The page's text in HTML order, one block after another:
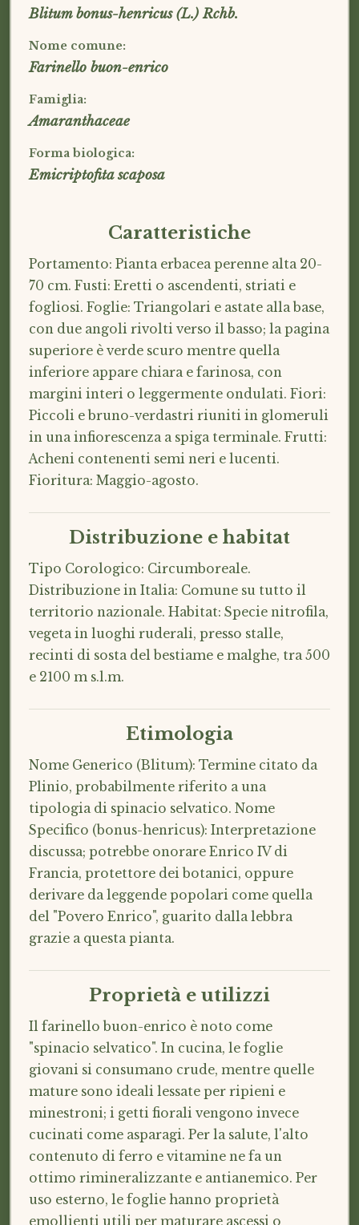
Blitum bonus-henricus (L.) Rchb.
Nome comune:
Farinello buon-enrico
Famiglia:
Amaranthaceae
Forma biologica:
Emicriptofita scaposa
Caratteristiche
Portamento: Pianta erbacea perenne alta 20-
70 cm. Fusti: Eretti o ascendenti, striati e
fogliosi. Foglie: Triangolari e astate alla base,
con due angoli rivolti verso il basso; la pagina
superiore è verde scuro mentre quella
inferiore appare chiara e farinosa, con
margini interi o leggermente ondulati. Fiori:
Piccoli e bruno-verdastri riuniti in glomeruli
in una infiorescenza a spiga terminale. Frutti:
Acheni contenenti semi neri e lucenti.
Fioritura: Maggio-agosto.
Distribuzione e habitat
Tipo Corologico: Circumboreale.
Distribuzione in Italia: Comune su tutto il
territorio nazionale. Habitat: Specie nitrofila,
vegeta in luoghi ruderali, presso stalle,
recinti di sosta del bestiame e malghe, tra 500
e 2100 m s.l.m.
Etimologia
Nome Generico (Blitum): Termine citato da
Plinio, probabilmente riferito a una
tipologia di spinacio selvatico. Nome
Specifico (bonus-henricus): Interpretazione
discussa; potrebbe onorare Enrico IV di
Francia, protettore dei botanici, oppure
derivare da leggende popolari come quella
del "Povero Enrico", guarito dalla lebbra
grazie a questa pianta.
Proprietà e utilizzi
Il farinello buon-enrico è noto come
"spinacio selvatico". In cucina, le foglie
giovani si consumano crude, mentre quelle
mature sono ideali lessate per ripieni e
minestroni; i getti fiorali vengono invece
cucinati come asparagi. Per la salute, l'alto
contenuto di ferro e vitamine ne fa un
ottimo rimineralizzante e antianemico. Per
uso esterno, le foglie hanno proprietà
emollienti utili per maturare ascessi o